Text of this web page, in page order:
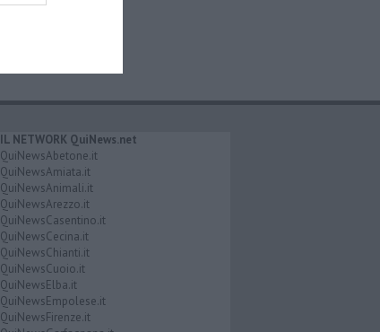
IL NETWORK QuiNews.net
QuiNewsAbetone.it
QuiNewsAmiata.it
QuiNewsAnimali.it
QuiNewsArezzo.it
QuiNewsCasentino.it
QuiNewsCecina.it
QuiNewsChianti.it
QuiNewsCuoio.it
QuiNewsElba.it
QuiNewsEmpolese.it
QuiNewsFirenze.it